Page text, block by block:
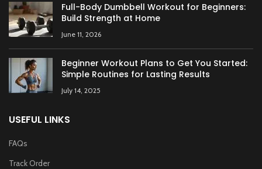
Full-Body Dumbbell Workout for Beginners:
Build Strength at Home
June 11, 2026
Beginner Workout Plans to Get You Started:
Simple Routines for Lasting Results
July 14, 2025
USEFUL LINKS
FAQs
Track Order